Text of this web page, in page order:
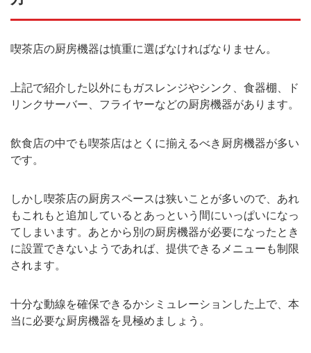
喫茶店の厨房機器は慎重に選ばなければなりません。
上記で紹介した以外にもガスレンジやシンク、食器棚、ド
リンクサーバー、フライヤーなどの厨房機器があります。
飲食店の中でも喫茶店はとくに揃えるべき厨房機器が多い
です。
しかし喫茶店の厨房スペースは狭いことが多いので、あれ
もこれもと追加しているとあっという間にいっぱいになっ
てしまいます。あとから別の厨房機器が必要になったとき
に設置できないようであれば、提供できるメニューも制限
されます。
十分な動線を確保できるかシミュレーションした上で、本
当に必要な厨房機器を見極めましょう。